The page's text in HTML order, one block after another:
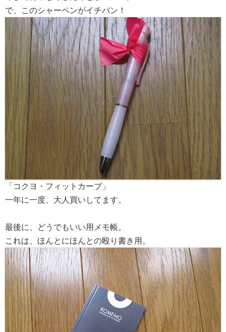
で、このシャーペンがイチバン！
「コクヨ・フィットカーブ」
一年に一度、大人買いしてます。
最後に、どうでもいい用メモ帳。
これは、ほんとにほんとの殴り書き用。